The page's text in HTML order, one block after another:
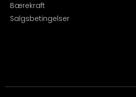
Bærekraft
Salgsbetingelser